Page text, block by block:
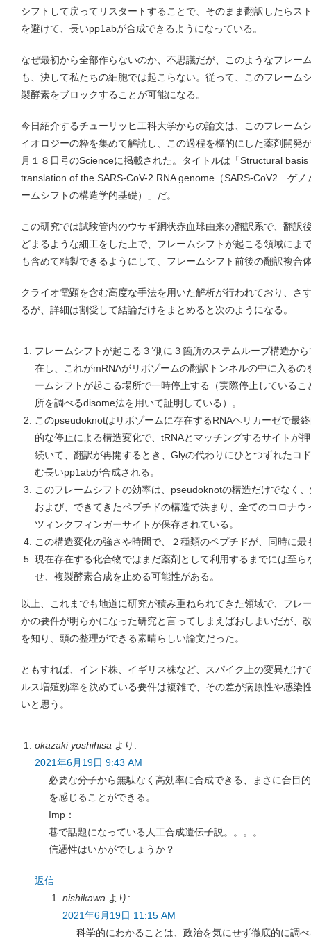
シフトして戻ってリスタートすることで、そのまま翻訳したらス
を避けて、長いpp1abが合成できるようになっている。
なぜ最初から全部作らないのか、不思議だが、このようなフレー
も、決して私たちの細胞では起こらない。従って、このフレーム
製酵素をブロックすることが可能になる。
今日紹介するチューリッヒ工科大学からの論文は、このフレーム
イオロジーの粋を集めて解読し、この過程を標的にした薬剤開発
月１８日号のScienceに掲載された。タイトルは「Structural
translation of the SARS-CoV-2 RNA genome（SARS-CoV2 ゲノ
ームシフトの構造学的基礎）」だ。
この研究では試験管内のウサギ網状赤血球由来の翻訳系で、翻訳
どまるような細工をした上で、フレームシフトが起こる領域にま
も含めて精製できるようにして、フレームシフト前後の翻訳複合
クライオ電顕を含む高度な手法を用いた解析が行われており、さ
るが、詳細は割愛して結論だけをまとめると次のようになる。
フレームシフトが起こる３‘側に３箇所のステムループ構造か
在し、これがmRNAがリボゾームの翻訳トンネルの中に入る
ームシフトが起こる場所で一時停止する（実際停止している
所を調べるdisome法を用いて証明している）。
このpseudoknotはリボゾームに存在するRNAヘリカーゼで最
的な停止による構造変化で、tRNAとマッチングするサイトが
続いて、翻訳が再開するとき、Glyの代わりにひとつずれたコ
む長いpp1abが合成される。
このフレームシフトの効率は、pseudoknotの構造だけでなく
および、できてきたペプチドの構造で決まり、全てのコロナ
ツィンクフィンガーサイトが保存されている。
この構造変化の強さや時間で、２種類のペプチドが、同時に
現在存在する化合物ではまだ薬剤として利用するまでには至
せ、複製酵素合成を止める可能性がある。
以上、これまでも地道に研究が積み重ねられてきた領域で、フレ
かの要件が明らかになった研究と言ってしまえばおしまいだが、
を知り、頭の整理ができる素晴らしい論文だった。
ともすれば、インド株、イギリス株など、スパイク上の変異だけ
ルス増殖効率を決めている要件は複雑で、その差が病原性や感染
いと思う。
okazaki yoshihisa より:
2021年6月19日 9:43 AM
必要な分子から無駄なく高効率に合成できる、まさに合目
を感じることができる。
Imp：
巷で話題になっている人工合成遺伝子説。。。。
信憑性はいかがでしょうか？
返信
nishikawa より:
2021年6月19日 11:15 AM
科学的にわかることは、政治を気にせず徹底的に調